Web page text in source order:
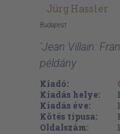
Jürg Hassler
Budapest
'Jean Villain:
példány
Kiadó:
Kiadás helye:
Kiadás éve:
Kötés típusa:
Oldalszám: